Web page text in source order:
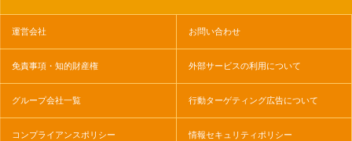
運営会社 お問い合わせ
免責事項・知的財産権 外部サービスの利用について
グループ会社一覧 行動ターゲティング広告について
コンプライアンスポリシー 情報セキュリティポリシー